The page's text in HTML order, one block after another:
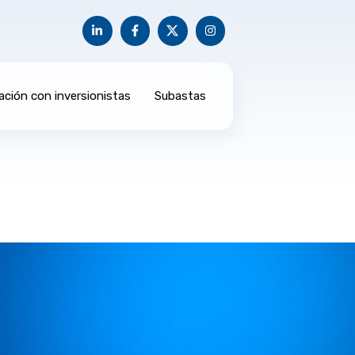
con inversionistas Subastas